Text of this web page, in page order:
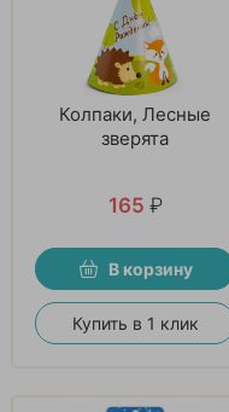
Колпаки, Лесные
зверята
165 ₽
В корзину
Купить в 1 клик